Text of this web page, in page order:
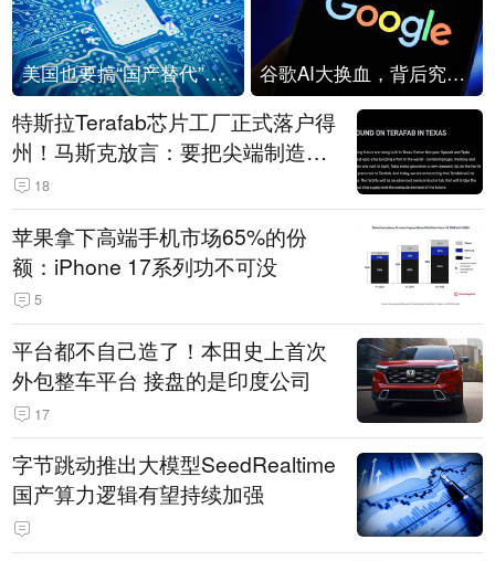
美国也要搞“国产替代”？先算清三笔账 谷歌AI大换血，背后究竟发生了什么？
特斯拉Terafab芯片工厂正式落户得
州！马斯克放言：要把尖端制造带
回美国
18
苹果拿下高端手机市场65%的份
额：iPhone 17系列功不可没
5
平台都不自己造了！本田史上首次
外包整车平台 接盘的是印度公司
17
字节跳动推出大模型SeedRealtime
国产算力逻辑有望持续加强